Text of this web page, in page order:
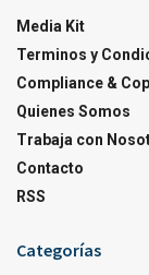
Media Kit
Terminos y
Compliance &
Quienes Somos
Trabaja con
Contacto
RSS
Categorías